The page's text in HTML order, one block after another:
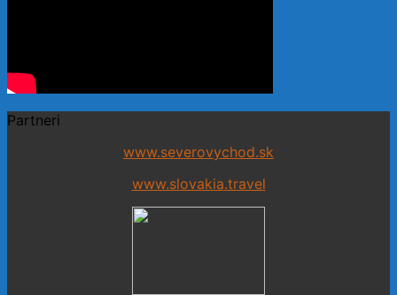
Partneri
www.severovychod.sk
www.slovakia.travel